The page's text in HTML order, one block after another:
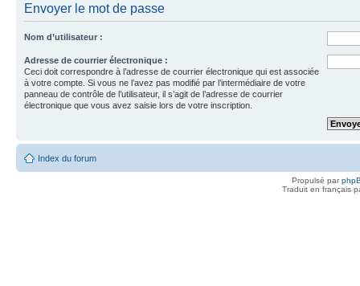
Envoyer le mot de passe
Nom d’utilisateur :
Adresse de courrier électronique :
Ceci doit correspondre à l’adresse de courrier électronique qui est associée
à votre compte. Si vous ne l’avez pas modifié par l’intermédiaire de votre
panneau de contrôle de l’utilisateur, il s’agit de l’adresse de courrier
électronique que vous avez saisie lors de votre inscription.
Index du forum
Propulsé par
Traduit en français